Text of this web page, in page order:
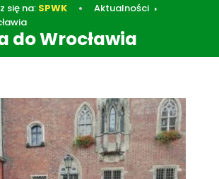
się na: SPWK
Aktualności
do Wrocławia